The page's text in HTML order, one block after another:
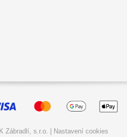
Zábradlí, s.r.o. | Nastavení cookies